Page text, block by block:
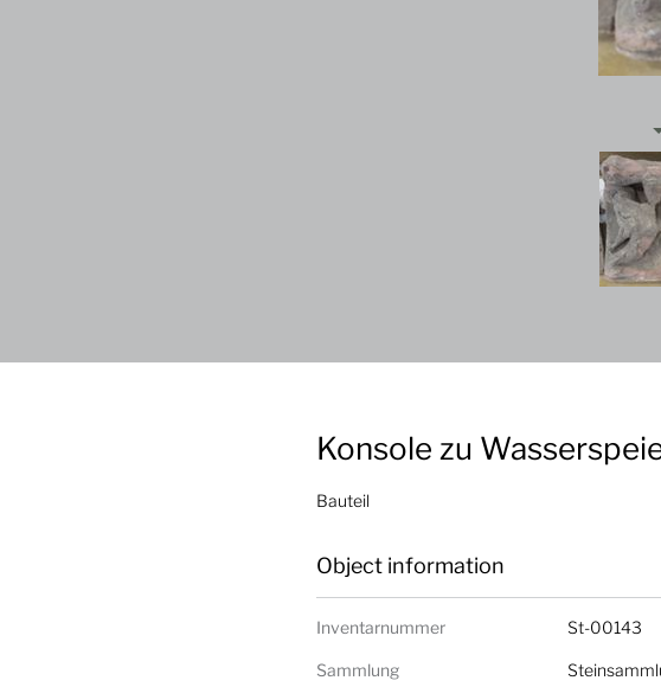
Konsole zu
Bauteil
Object information
Inventarnummer St-00143
Sammlung